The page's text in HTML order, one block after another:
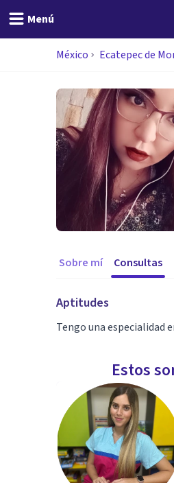
Menú
México Ecatepec de
Sobre mí Consultas
Aptitudes
Tengo una especialidad
Estos